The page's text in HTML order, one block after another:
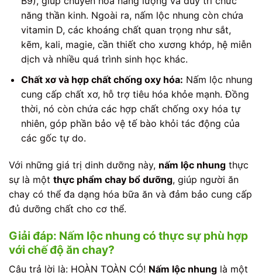
năng thần kinh. Ngoài ra, nấm lộc nhung còn chứa
vitamin D, các khoáng chất quan trọng như sắt,
kẽm, kali, magie, cần thiết cho xương khớp, hệ miễn
dịch và nhiều quá trình sinh học khác.
Chất xơ và hợp chất chống oxy hóa: Nấm lộc nhung
cung cấp chất xơ, hỗ trợ tiêu hóa khỏe mạnh. Đồng
thời, nó còn chứa các hợp chất chống oxy hóa tự
nhiên, góp phần bảo vệ tế bào khỏi tác động của
các gốc tự do.
Với những giá trị dinh dưỡng này, nấm lộc nhung thực
sự là một thực phẩm chay bổ dưỡng, giúp người ăn
chay có thể đa dạng hóa bữa ăn và đảm bảo cung cấp
đủ dưỡng chất cho cơ thể.
Giải đáp: Nấm lộc nhung có thực sự phù hợp
với chế độ ăn chay?
Câu trả lời là: HOÀN TOÀN CÓ! Nấm lộc nhung là một